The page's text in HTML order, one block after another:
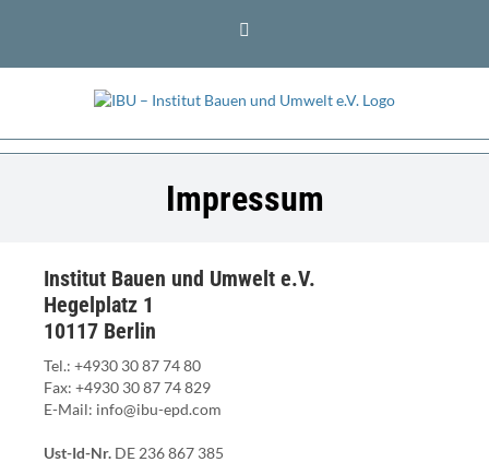
Impressum
Institut Bauen und Umwelt e.V.
Hegelplatz 1
10117 Berlin
Tel.: +4930 30 87 74 80
Fax: +4930 30 87 74 829
E-Mail: info@ibu-epd.com
Ust-Id-Nr. DE 236 867 385